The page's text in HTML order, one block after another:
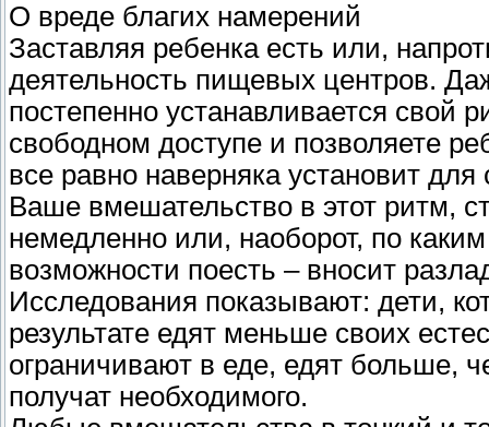
О вреде благих намерений
Заставляя ребенка есть или,
деятельность пищевых центров.
постепенно устанавливается свой
свободном доступе и позволяете
все равно наверняка установит
Ваше вмешательство в этот ритм,
немедленно или, наоборот, по
возможности поесть – вносит
Исследования показывают: дети,
результате едят меньше своих
ограничивают в еде, едят больше,
получат необходимого.